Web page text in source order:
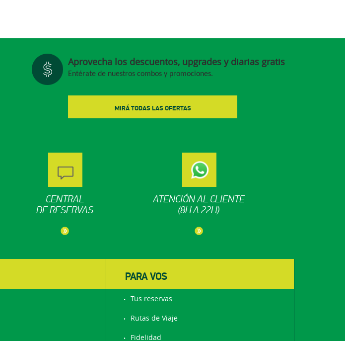
Aprovecha los descuentos, upgrades y diarias gratis
Entérate de nuestros combos y promociones.
MIRÁ TODAS LAS OFERTAS
CENTRAL
DE RESERVAS
ATENCIÓN AL CLIENTE
(8H A 22H)
PARA VOS
Tus reservas
Rutas de Viaje
Fidelidad